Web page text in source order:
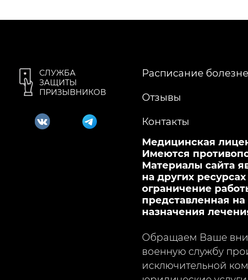
СЛУЖБА
ЗАЩИТЫ
ПРИЗЫВНИКОВ
Расписание
Отзывы
Контакты
Медицинская
Имеются
Материалы сайта
на других
ограничение
представленная
назначения
Обращаем Ваше
военную службу
исключительной